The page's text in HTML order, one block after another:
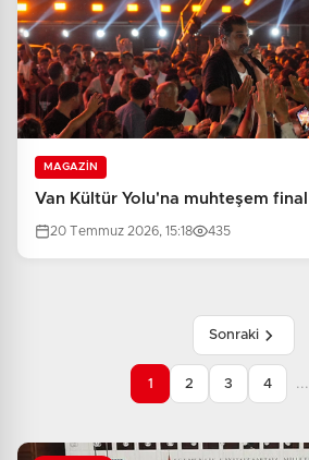
MAGAZİN
Van Kültür Yolu'na muhteşem final
20 Temmuz 2026, 15:18 435
1 2 3 4 ...
Sonraki